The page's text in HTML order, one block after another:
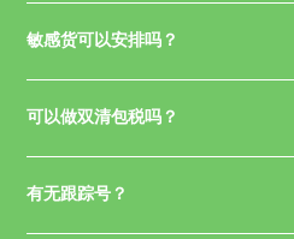
敏感货可以安排吗？
可以做双清包税吗？
有无跟踪号？